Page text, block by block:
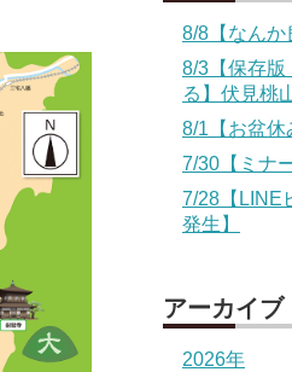
8/8【なんか
8/3【保存版
る】伏見桃
8/1【お盆休
7/30【ミナ
7/28【LINE
発生】
アーカイブ
2026年